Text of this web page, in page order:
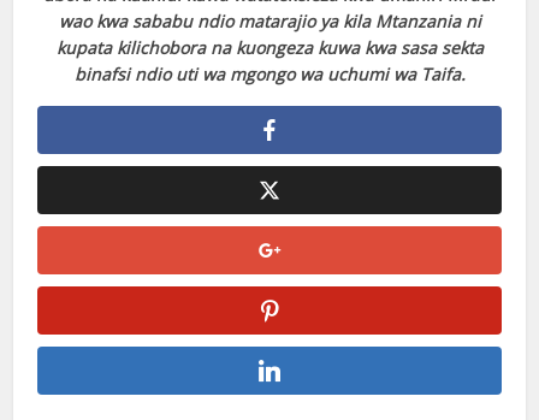
wao kwa sababu ndio matarajio ya kila Mtanzania ni
kupata kilichobora na kuongeza kuwa kwa sasa sekta
binafsi ndio uti wa mgongo wa uchumi wa Taifa.